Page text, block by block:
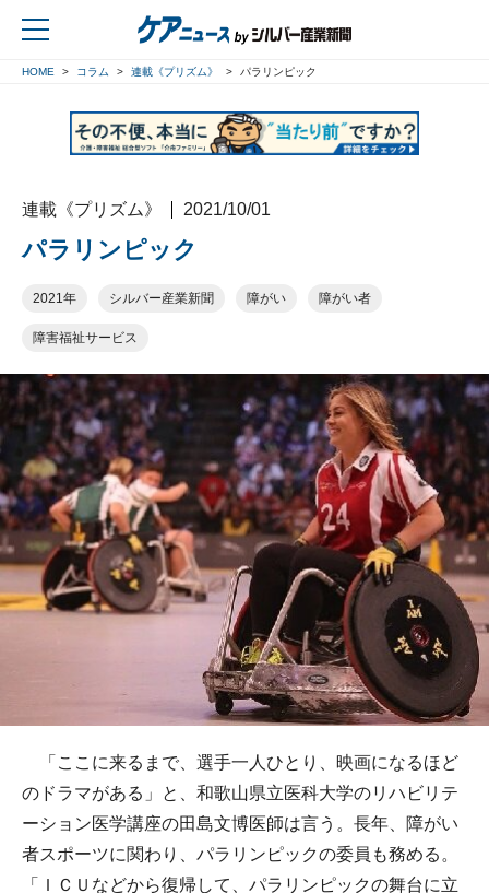
HOME コラム 連載《プリズム》 パラリンピック
連載《プリズム》 2021/10/01
パラリンピック
2021年 シルバー産業新聞 障がい 障がい者
障害福祉サービス
「ここに来るまで、選手一人ひとり、映画になるほど
のドラマがある」と、和歌山県立医科大学のリハビリテ
ーション医学講座の田島文博医師は言う。長年、障がい
者スポーツに関わり、パラリンピックの委員も務める。
「ＩＣＵなどから復帰して、パラリンピックの舞台に立